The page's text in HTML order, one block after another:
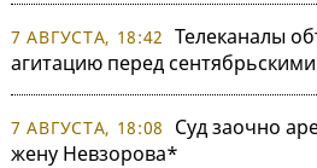
7 АВГУСТА, 18:42 Телеканалы
агитацию перед
7 АВГУСТА, 18:08
Суд заочно
жену Невзорова*